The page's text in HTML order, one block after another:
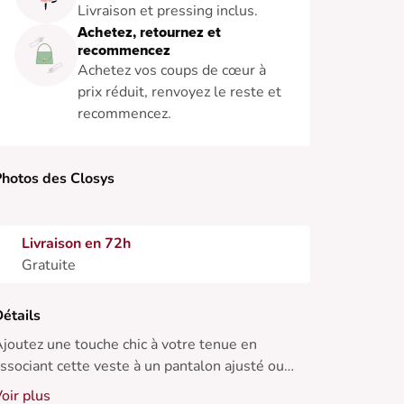
Livraison et pressing inclus.
Achetez, retournez et
recommencez
Achetez vos coups de cœur à
prix réduit, renvoyez le reste et
recommencez.
des Closys
Livraison en 72h
Gratuite
une touche chic à votre tenue en
cette veste à un pantalon ajusté ou
robe fluide. Idéale pour toutes les saisons.
plus